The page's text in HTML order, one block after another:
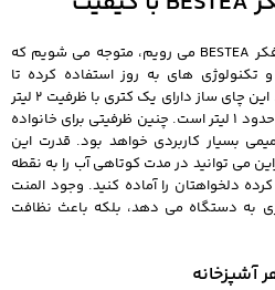
وقتی به سراغ مشخصات چای ساز فکر BESTEA می‌ رویم، متوجه می‌ شویم که
تکنولوژی‌ های به‌ روز استفاده کرده تا
محصولی کارآمد و بادوام ارائه دهد. این چای ساز دارای یک کتری با ظرفیت 2 لیتر
و قوری شیشه‌ا ی مقاوم به ظرفیت حدود 1 لیتر است. چنین ظرفیتی برای خانواده‌
بسیار کاربردی خواهد بود. قدرت این
است، بنابراین می‌ توانید در مدت کوتاهی آب را به نقطه
دلخواهتان را آماده کنید. وجود المنت
به دستگاه می‌ دهد، بلکه باعث نظافت
آشپزخانه